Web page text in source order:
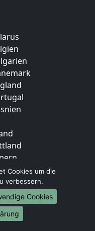
Cookies um die
verbessern.
Cookies